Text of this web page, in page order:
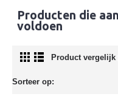
Producten die
voldoen
Product vergelijk
Sorteer op: